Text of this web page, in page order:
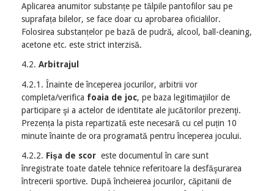
Aplicarea anumitor substanțe pe tălpile pantofilor sau pe
suprafața bilelor, se face doar cu aprobarea oficialilor.
Folosirea substanțelor pe bază de pudră, alcool, ball-cleaning,
acetone etc. este strict interzisă.
4.2. Arbitrajul
4.2.1. Înainte de începerea jocurilor, arbitrii vor
completa/verifica foaia de joc, pe baza legitimaţiilor de
participare şi a actelor de identitate ale jucătorilor prezenţi.
Prezența la pista repartizată este necesară cu cel puțin 10
minute înainte de ora programată pentru începerea jocului.
4.2.2. Fişa de scor este documentul în care sunt
înregistrate toate datele tehnice referitoare la desfăşurarea
întrecerii sportive. După încheierea jocurilor, căpitanii de